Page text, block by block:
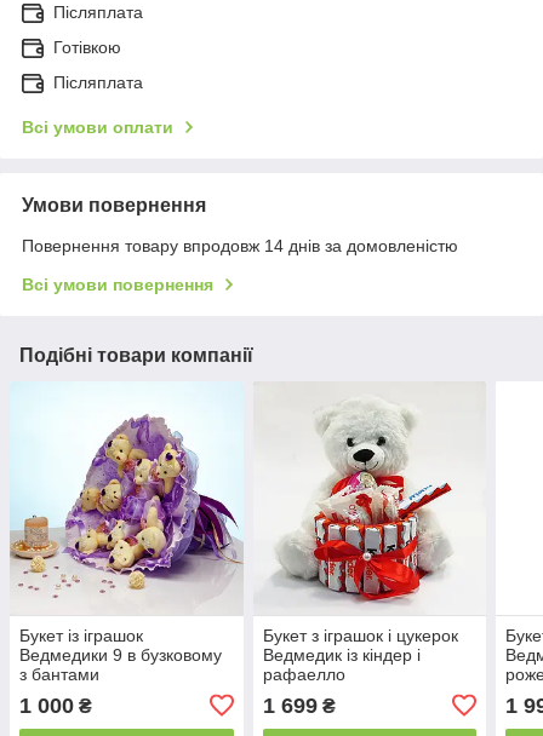
Післяплата
Готівкою
Післяплата
Всі умови оплати
Умови повернення
Повернення товару впродовж 14 днів за домовленістю
Всі умови повернення
Подібні товари компанії
Букет із іграшок
Ведмедики 9 в бузковому
з бантами
1 000 ₴
Букет з іграшок і цукерок
Ведмедик із кіндер і
рафаелло
1 699₴ 1